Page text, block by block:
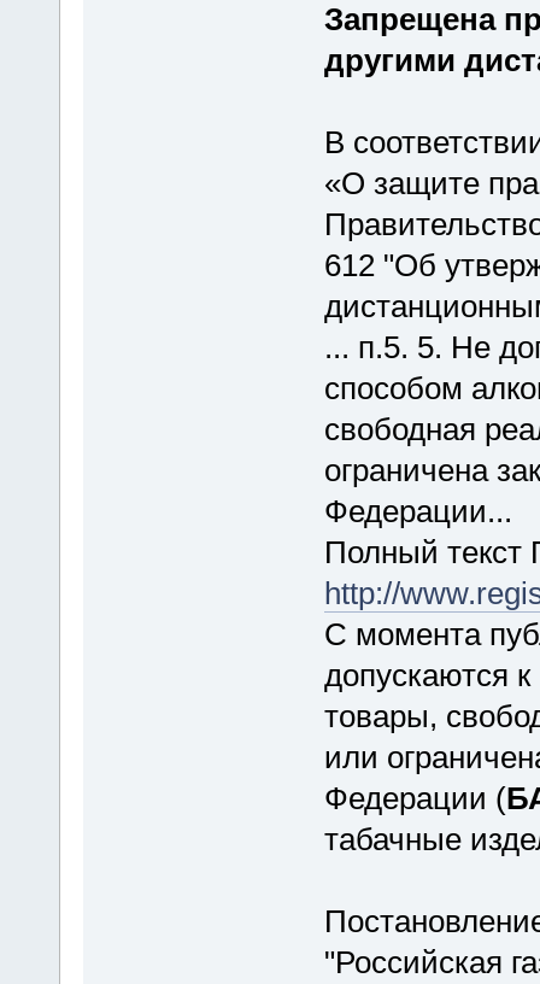
Запрещена
другими
В
«О защите
612 "Об
... п.5. 5. Не
способом
свободная
ограничена
Федерации...
Полный текст
http://
С момента
допускаются
товары,
или
Федерации (
табачные
"Российская